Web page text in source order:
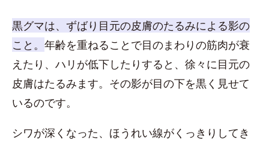
黒グマは、ずばり目元の皮膚のたるみによる影の
こと。 年齢を重ねることで目のまわりの筋肉が衰
えたり、ハリが低下したりすると、徐々に目元の
皮膚はたるみます。その影が目の下を黒く見せて
いるのです。
シワが深くなった、ほうれい線がくっきりしてき